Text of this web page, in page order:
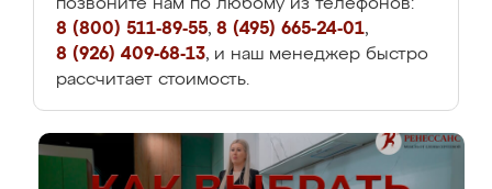
позвоните нам по любому из телефонов:
8 (800) 511-89-55, 8 (495) 665-24-01,
8 (926) 409-68-13, и наш менеджер быстро
рассчитает стоимость.